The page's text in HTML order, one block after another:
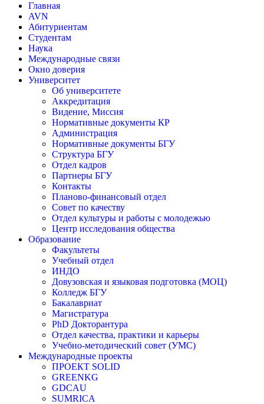
Главная
AVN
Абитуриентам
Студентам
Наука
Международные связи
Окно доверия
Университет
Об университете
Аккредитация
Видение, Миссия
Нормативные документы КР
Администрация
Нормативные документы БГУ
Структура БГУ
Отдел кадров
Партнеры БГУ
Контакты
Планово-финансовый отдел
Совет по качеству
Отдел культуры и работы с молодежью
Центр исследования общества
Образование
Факультеты
Учебный отдел
ИНДО
Довузовская и языковая подготовка (МОЦ)
Колледж БГУ
Бакалавриат
Магистратура
PhD Докторантура
Отдел качества, практики и карьеры
Учебно-методический совет (УМС)
Международные проекты
ПРОЕКТ SOLID
GREENKG
GDCAU
SUMRICA